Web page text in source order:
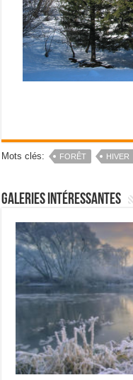
Mots clés: FORÊT HIVER
Galeries intéressantes